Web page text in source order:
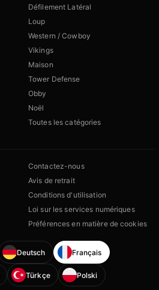
Défilement Latéral
Loup
Western / Cowboy
Vikings
Maison
Tower Defense
Obby
Noël
Toutes les catégories
Contactez-nous
Avis de retrait
Conditions d'utilisation
Loi sur les services numériques
Préférences en matière de cookies
Deutsch Français
Türkçe Polski